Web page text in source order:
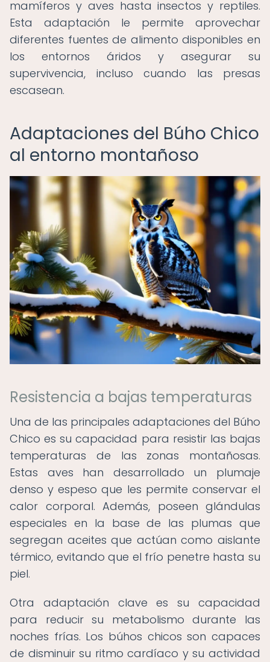
mamíferos y aves hasta insectos y reptiles.
Esta adaptación le permite aprovechar
diferentes fuentes de alimento disponibles en
los entornos áridos y asegurar su
supervivencia, incluso cuando las presas
escasean.
Adaptaciones del Búho Chico
al entorno montañoso
Resistencia a bajas temperaturas
Una de las principales adaptaciones del Búho
Chico es su capacidad para resistir las bajas
temperaturas de las zonas montañosas.
Estas aves han desarrollado un plumaje
denso y espeso que les permite conservar el
calor corporal. Además, poseen glándulas
especiales en la base de las plumas que
segregan aceites que actúan como aislante
térmico, evitando que el frío penetre hasta su
piel.
Otra adaptación clave es su capacidad
para reducir su metabolismo durante las
noches frías. Los búhos chicos son capaces
de disminuir su ritmo cardíaco y su actividad